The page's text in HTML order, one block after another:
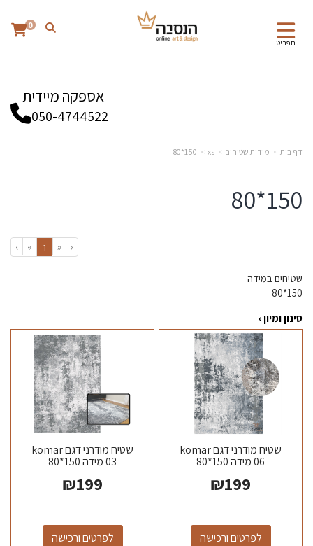
תפריט
0
אספקה מיידית
050-4744522
דף בית מידות שטיחים xs
150*80
150*80
‹
«
1
»
›
שטיחים במידה
150*80
סינון ומיון ›
שטיח מודרני דגם komar
06 מידה 150*80
₪199
לפרטים ורכישה
שטיח מודרני דגם komar
03 מידה 150*80
₪199
לפרטים ורכישה